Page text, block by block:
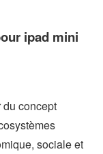
ipad mini
du concept
sociale et